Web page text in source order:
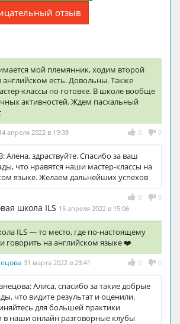
отзыв
мой племянник, ходим второй
английском есть. Довольны. Также
классы по готовке. В школе вообще
активностей. Ждем пасхальный
0 0
апреля 2022 в 19:38
Алена, здраствуйте. Спасибо за ваш
что нравятся наши мастер-классы на
языке. Желаем дальнейших успехов
0 0
школа ILS 15 апреля 2022 в 15:06
ILS — то место, где по-настоящему
говорить на английском языке ❤️
0 0
31 марта 2022 в 23:41
Алиса, спасибо за такие добрые
что видите результат и оценили.
для большей практики
наши онлайн разговорные клубы